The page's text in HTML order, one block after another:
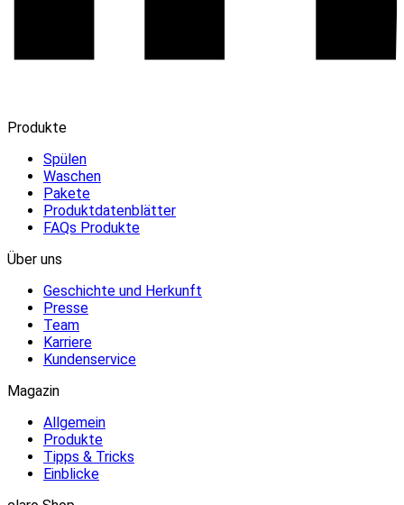
Produkte
Spülen
Waschen
Pakete
Produktdatenblätter
FAQs Produkte
Über uns
Geschichte und Herkunft
Presse
Team
Karriere
Kundenservice
Magazin
Allgemein
Produkte
Tipps & Tricks
Einblicke